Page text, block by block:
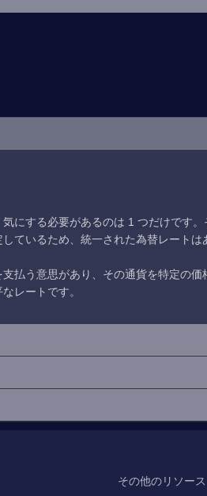
にする必要があるのは 1 つだけです。
ているため、統一された為替レート
払う意思があり、その通貨を特定の
レートです。
その他のリソース